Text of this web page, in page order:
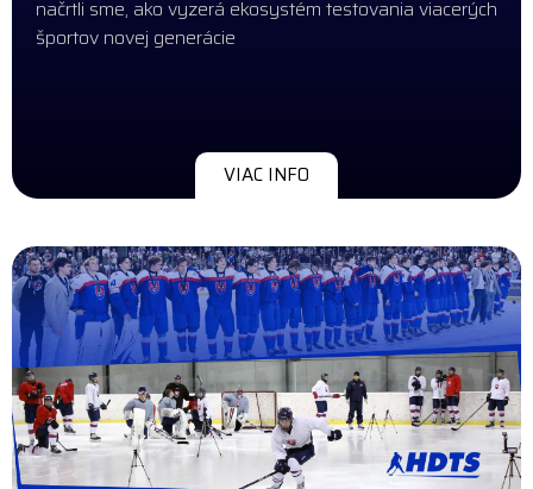
načrtli sme, ako vyzerá ekosystém testovania viacerých
športov novej generácie
VIAC INFO